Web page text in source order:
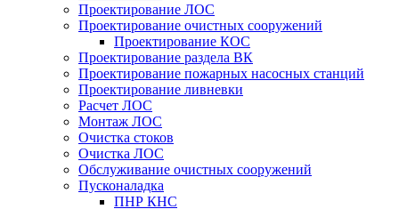
Проектирование ЛОС
Проектирование очистных сооружений
Проектирование КОС
Проектирование раздела ВК
Проектирование пожарных насосных станций
Проектирование ливневки
Расчет ЛОС
Монтаж ЛОС
Очистка стоков
Очистка ЛОС
Обслуживание очистных сооружений
Пусконаладка
ПНР КНС